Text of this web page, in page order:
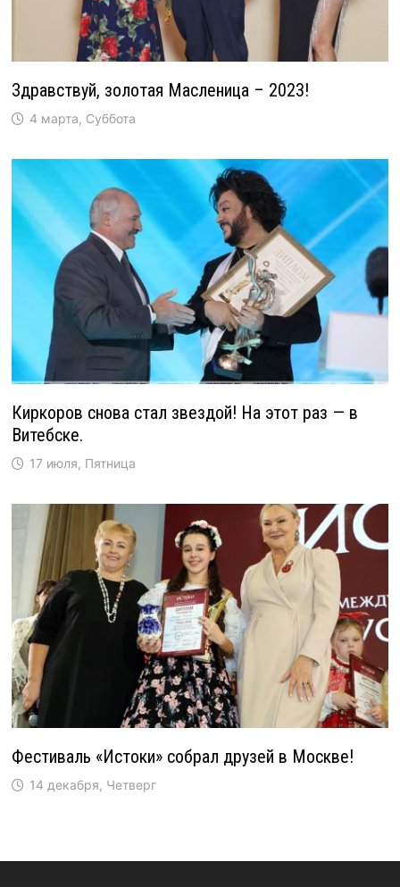
Здравствуй, золотая Масленица – 2023!
4 марта, Суббота
Киркоров снова стал звездой! На этот раз — в
Витебске.
17 июля, Пятница
Фестиваль «Истоки» собрал друзей в Москве!
14 декабря, Четверг